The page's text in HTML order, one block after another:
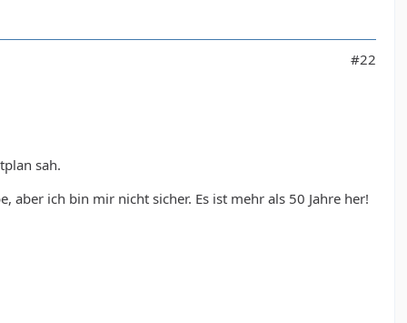
#22
sah.
aber ich bin mir nicht sicher. Es ist mehr als 50 Jahre her!